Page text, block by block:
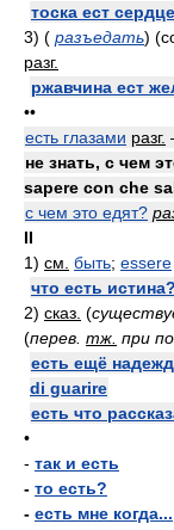
тоска ест сердце
3) ( разъедать)
разг.
ржавчина ест
••
есть глазами разг.
не знать, с чем
sapere con che
с чем это едят?
II
1) см. быть; essere
что есть истина?
2) сказ. (
(перев. тж. при
есть ещё
di guarire
есть что
•
- так и есть
- то есть?
- есть мне когда...